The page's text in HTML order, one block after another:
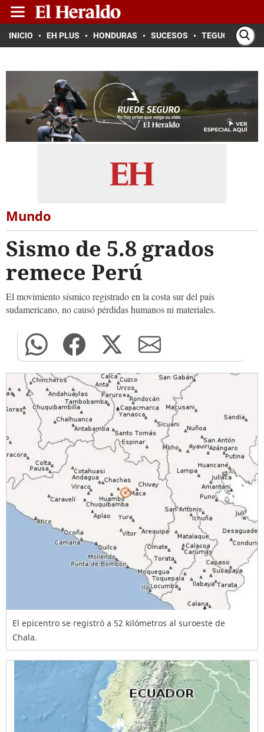
INICIO EH PLUS HONDURAS SUCESOS TEGUCIGALPA
Mundo
Sismo de 5.8 grados
remece Perú
El movimiento sísmico registrado en la costa sur del país
sudamericano, no causó pérdidas humanos ni materiales.
El epicentro se registró a 52 kilómetros al suroeste de
Chala.